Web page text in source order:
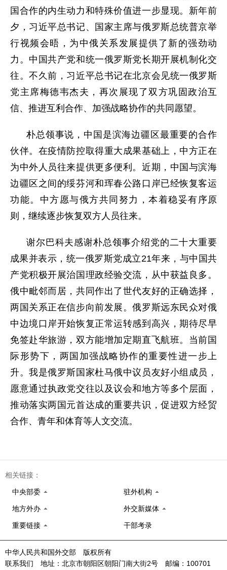
国合作的内生动力和特殊价值进一步显现。新年前
夕， 习近平总书记、国家主席与俄罗斯总统普京举
行视频会晤，为中俄关系发展提供了新的强劲动
力。中国共产党和统一俄罗斯党长期开展机制化交
往。不久前，习近平总书记在北京会见统一俄罗斯
党主席梅德韦杰夫，再次展现了双方巩固政治互
信、推进互利合作、加强战略协作的共同愿望。
朴总领事说，中国是滨海边疆区最重要的合作
伙伴。在疫情防控取得重大成果基础上，中方正在
为中外人员往来提供更多便利。近期，中国与滨海
边疆区之间的绥芬河和珲春公路口岸已经恢复客运
功能。中方愿与俄方共同努力，本着稳妥有序原
则，继续逐步恢复双方人员往来。
谢尔巴科夫感谢朴总领事介绍党的二十大重要
成果并表示，统一俄罗斯党成立21年来，与中国共
产党积极开展治国理政经验交流，从中获益良多。
俄中毗邻而居，共同作出了世代友好的正确选择，
两国关系正在信步向前发展。俄罗斯远东民众对俄
中边境口岸开始恢复正常运转感到高兴，期待尽早
免签赴华旅游，双方能增加定期直飞航班。当前国
际形势下，两国加强战略协作的重要性进一步上
升。我是俄罗斯国家杜马俄中议员友好小组成员，
愿意通过执政党交往以及议会和地方等多个层面，
推动落实两国元首达成的重要共识，促进双方经贸
合作、青年和体育等人文交流。
相关链接：
中央部委 驻外机构
地方外办 外交新媒体
重要链接 干部考录
中华人民共和国外交部 版权所有
联系我们 地址：北京市朝阳区朝阳门南大街2号 邮编：100701